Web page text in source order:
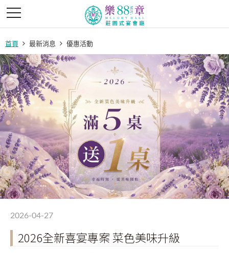
首頁 最新消息 優惠活動
2026-04-27
2026全新喜宴專案 菜色美味升級